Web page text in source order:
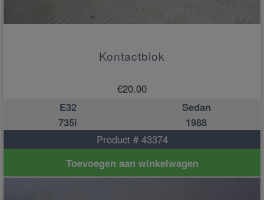
Kontactblok
€20.00
E32
Sedan
735i
1988
Product # 43374
Toevoegen aan winkelwagen